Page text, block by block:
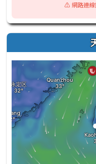
⚠️ 網路連線